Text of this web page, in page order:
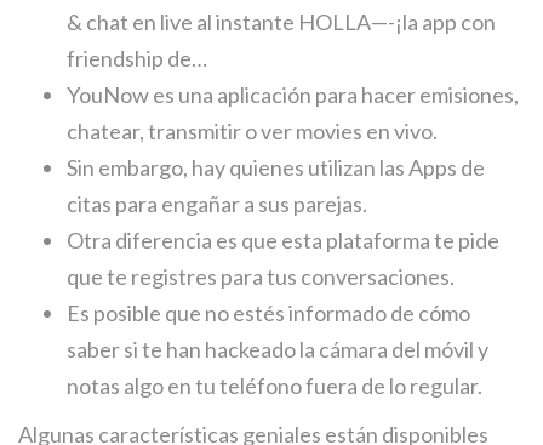
& chat en live al instante HOLLA—-¡la app con
friendship de…
YouNow es una aplicación para hacer emisiones,
chatear, transmitir o ver movies en vivo.
Sin embargo, hay quienes utilizan las Apps de
citas para engañar a sus parejas.
Otra diferencia es que esta plataforma te pide
que te registres para tus conversaciones.
Es posible que no estés informado de cómo
saber si te han hackeado la cámara del móvil y
notas algo en tu teléfono fuera de lo regular.
Algunas características geniales están disponibles